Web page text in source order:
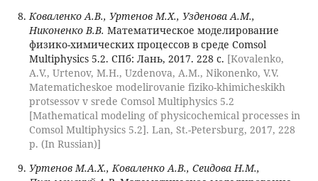
Коваленко А.В., Уртенов М.Х., Узденова А.М.,
Никоненко В.В. Математическое моделирование
физико-химических процессов в среде Comsol
Multiphysics 5.2. СПб: Лань, 2017. 228 с. [Kovalenko,
A.V., Urtenov, M.H., Uzdenova, A.M., Nikonenko, V.V.
Matematicheskoe modelirovanie fiziko-khimicheskikh
protsessov v srede Comsol Multiphysics 5.2
[Mathematical modeling of physicochemical processes in
Comsol Multiphysics 5.2]. Lan, St.-Petersburg, 2017, 228
p. (In Russian)]
Уртенов М.А.Х., Коваленко А.В., Сеидова Н.М.,